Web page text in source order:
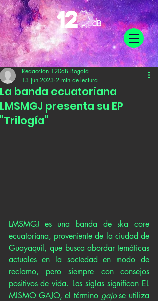
La banda ecuatoriana
LMSMGJ presenta su EP
"Trilogía"
Redacción 120dB Bogotá
13 jun 2023 2 min de lectura
LMSMGJ es una banda de ska core
ecuatoriana, proveniente de la ciudad de
Guayaquil, que busca abordar temáticas
actuales en la sociedad en modo de
reclamo, pero siempre con consejos
positivos de vida. Las siglas significan EL
MISMO GAJO, el término gajo se utiliza